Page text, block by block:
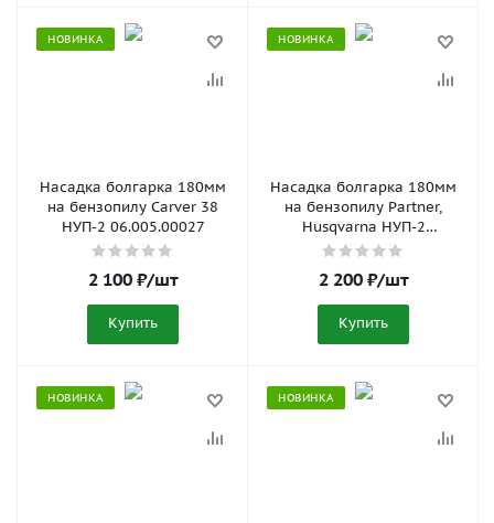
НОВИНКА
Насадка болгарка 180мм
на бензопилу Carver 38
НУП-2 06.005.00027
2 100₽/шт
Купить
НОВИНКА
Насадка болгарка 180мм
на бензопилу Partner,
Husqvarna НУП-2
06.005.00032
2 200₽/шт
Купить
НОВИНКА НОВИНКА